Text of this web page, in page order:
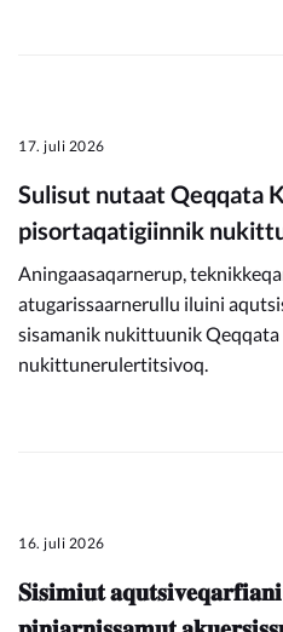
17. juli 2026
Sulisut nutaat Qeqqata
pisortaqatigiinnik
Aningaasaqarnerup,
atugarissaarnerullu iluini
sisamanik nukittuunik
nukittunerulertitsivoq.
16. juli 2026
𝐒𝐢𝐬𝐢𝐦𝐢𝐮𝐭